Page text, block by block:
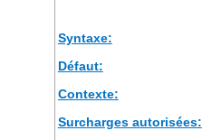
Syntaxe:
Défaut:
Contexte:
Surcharges autorisées: